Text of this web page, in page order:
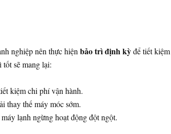
nghiệp nên thực hiệnbảo trì định kỳđể tiết kiệm
sẽ mang lại:
kiệm chi phí vận hành.
thay thế máy móc sớm.
lạnh ngừng hoạt động đột ngột.